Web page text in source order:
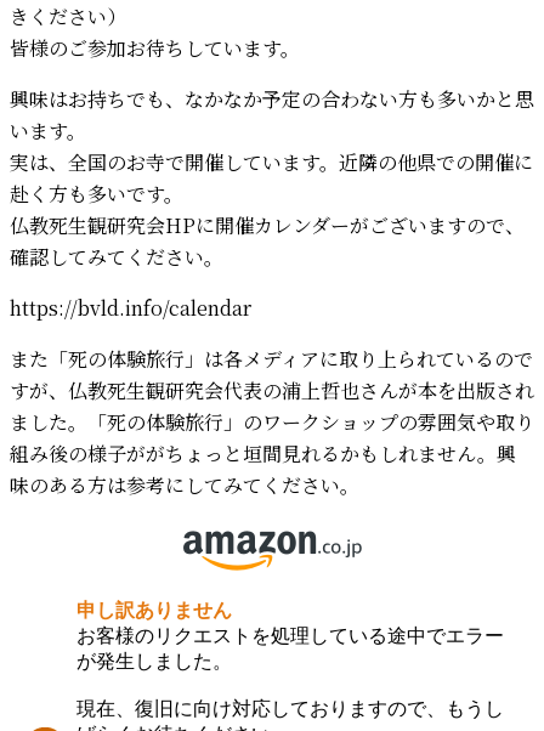
きください）
皆様のご参加お待ちしています。
興味はお持ちでも、なかなか予定の合わない方も多いかと思
います。
実は、全国のお寺で開催しています。近隣の他県での開催に
赴く方も多いです。
仏教死生観研究会HPに開催カレンダーがございますので、
確認してみてください。
https://bvld.info/calendar
また「死の体験旅行」は各メディアに取り上られているので
すが、仏教死生観研究会代表の浦上哲也さんが本を出版され
ました。「死の体験旅行」のワークショップの雰囲気や取り
組み後の様子ががちょっと垣間見れるかもしれません。興
味のある方は参考にしてみてください。